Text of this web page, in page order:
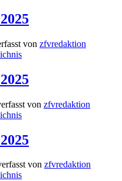
von zfvredaktion
von zfvredaktion
von zfvredaktion